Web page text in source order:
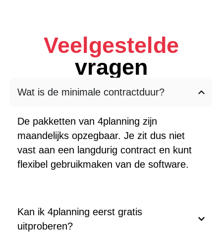
Veelgestelde
vragen
Wat is de minimale contractduur?
De pakketten van 4planning zijn
maandelijks opzegbaar. Je zit dus niet
vast aan een langdurig contract en kunt
flexibel gebruikmaken van de software.
Kan ik 4planning eerst gratis
uitproberen?